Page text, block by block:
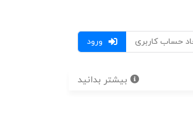
ورود
حساب کاربری
بیشتر بدانید